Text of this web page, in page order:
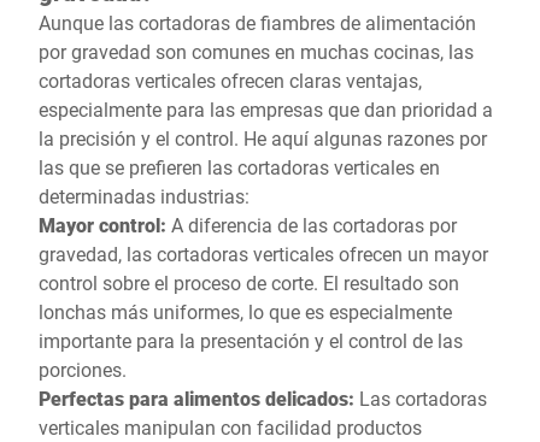
Aunque las cortadoras de fiambres de alimentación
por gravedad son comunes en muchas cocinas, las
cortadoras verticales ofrecen claras ventajas,
especialmente para las empresas que dan prioridad a
la precisión y el control. He aquí algunas razones por
las que se prefieren las cortadoras verticales en
determinadas industrias:
Mayor control: A diferencia de las cortadoras por
gravedad, las cortadoras verticales ofrecen un mayor
control sobre el proceso de corte. El resultado son
lonchas más uniformes, lo que es especialmente
importante para la presentación y el control de las
porciones.
Perfectas para alimentos delicados: Las cortadoras
verticales manipulan con facilidad productos